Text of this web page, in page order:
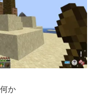
か